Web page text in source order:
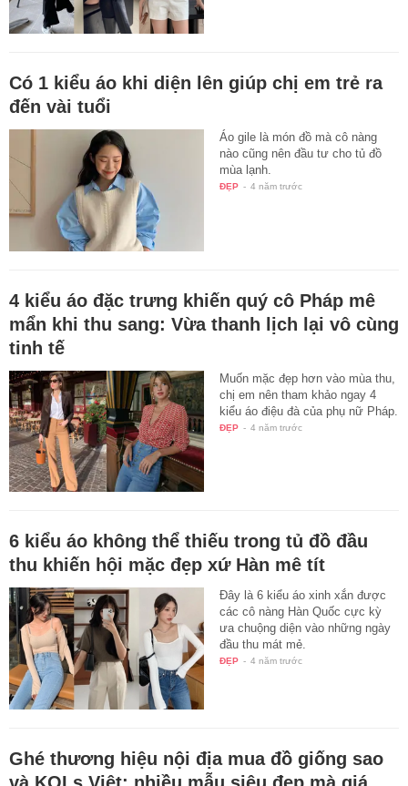
Có 1 kiểu áo khi diện lên giúp chị em trẻ ra
đến vài tuổi
Áo gile là món đồ mà cô nàng
nào cũng nên đầu tư cho tủ đồ
mùa lạnh.
ĐẸP - 4 năm trước
4 kiểu áo đặc trưng khiến quý cô Pháp mê
mẩn khi thu sang: Vừa thanh lịch lại vô cùng
tinh tế
Muốn mặc đẹp hơn vào mùa thu,
chị em nên tham khảo ngay 4
kiểu áo điệu đà của phụ nữ Pháp.
ĐẸP - 4 năm trước
6 kiểu áo không thể thiếu trong tủ đồ đầu
thu khiến hội mặc đẹp xứ Hàn mê tít
Đây là 6 kiểu áo xinh xắn được
các cô nàng Hàn Quốc cực kỳ
ưa chuộng diện vào những ngày
đầu thu mát mẻ.
ĐẸP - 4 năm trước
Ghé thương hiệu nội địa mua đồ giống sao